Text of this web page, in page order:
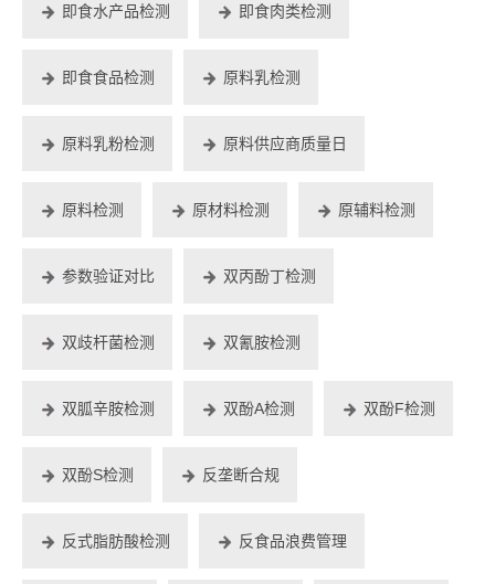
即食水产品检测 即食肉类检测
即食食品检测 原料乳检测
原料乳粉检测 原料供应商质量日
原料检测 原材料检测 原辅料检测
参数验证对比 双丙酚丁检测
双歧杆菌检测 双氰胺检测
双胍辛胺检测 双酚A检测 双酚F检测
双酚S检测 反垄断合规
反式脂肪酸检测 反食品浪费管理